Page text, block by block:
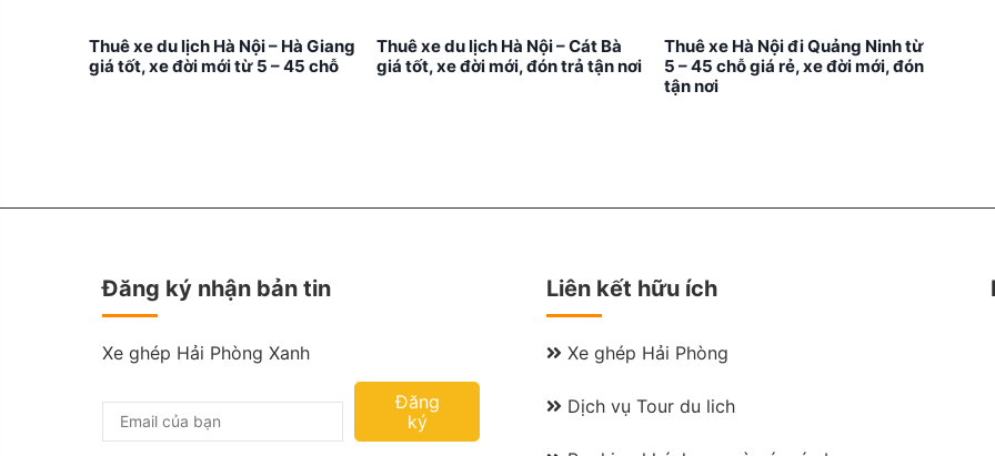
Thuê xe du lịch Hà Nội – Hà Giang
giá tốt, xe đời mới từ 5 – 45 chỗ
Thuê xe du lịch Hà Nội – Cát Bà
giá tốt, xe đời mới, đón trả tận nơi
Thuê xe Hà Nội đi Quảng Ninh từ
5 – 45 chỗ giá rẻ, xe đời mới, đón
tận nơi
Đăng ký nhận bản tin
Xe ghép Hải Phòng Xanh
Đăng
ký
Liên kết hữu ích
Xe ghép Hải Phòng
Dịch vụ Tour du lich